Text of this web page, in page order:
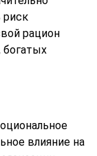
риск
рацион
влияние на